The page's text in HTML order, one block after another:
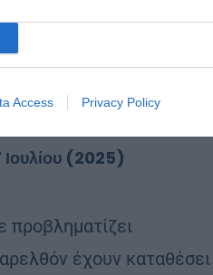
Access Privacy Policy
Ιουλίου (2025)
προβληματίζει
έχουν καταθέσει